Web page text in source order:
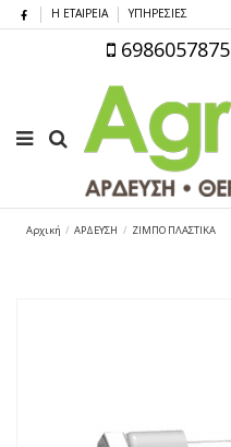
Η ΕΤΑΙΡΕΙΑ ΥΠΗΡΕΣΙΕΣ
6986057875
Αρχική ΑΡΔΕΥΣΗ ΖΙΜΠΟ ΠΛΑΣΤΙΚΑ